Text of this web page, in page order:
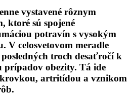
vystavené rôznym
ktoré sú spojené
potravín s vysokým
V celosvetovom meradle
troch desaťročí k
prípadov obezity. Tá ide
artritídou a vznikom